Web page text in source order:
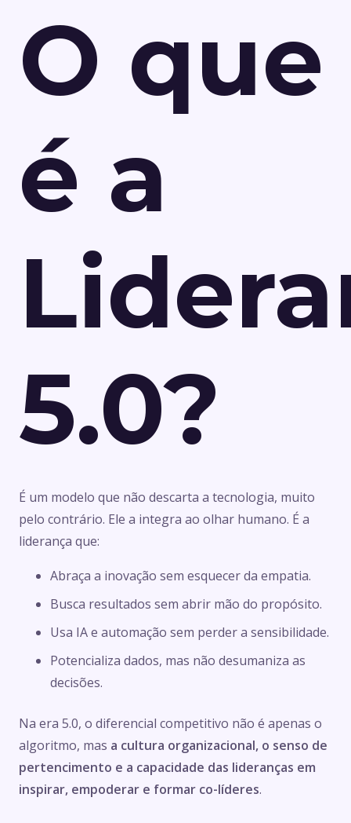
O que
é a
5.0?
É um modelo que não descarta a tecnologia, muito
pelo contrário. Ele a integra ao olhar humano. É a
liderança que:
Abraça a inovação sem esquecer da empatia.
Busca resultados sem abrir mão do propósito.
Usa IA e automação sem perder a sensibilidade.
Potencializa dados, mas não desumaniza as
decisões.
Na era 5.0, o diferencial competitivo não é apenas o
algoritmo, mas a cultura organizacional, o senso de
pertencimento e a capacidade das lideranças em
inspirar, empoderar e formar co-líderes.